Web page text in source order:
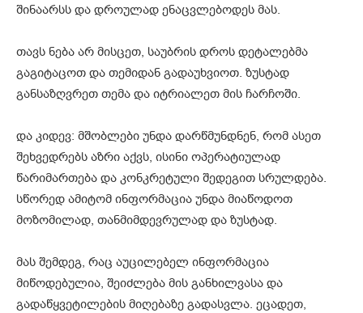
შინაარსს და დროულად ენაცვლებოდეს მას.
თავს ნება არ მისცეთ, საუბრის დროს დეტალებმა
გაგიტაცოთ და თემიდან გადაუხვიოთ. ზუსტად
განსაზღვრეთ თემა და იტრიალეთ მის ჩარჩოში.
და კიდევ: მშობლები უნდა დარწმუნდნენ, რომ ასეთ
შეხვედრებს აზრი აქვს, ისინი ოპერატიულად
წარიმართება და კონკრეტული შედეგით სრულდება.
სწორედ ამიტომ ინფორმაცია უნდა მიაწოდოთ
მოზომილად, თანმიმდევრულად და ზუსტად.
მას შემდეგ, რაც აუცილებელ ინფორმაცია
მიწოდებულია, შეიძლება მის განხილვასა და
გადაწყვეტილების მიღებაზე გადასვლა. ეცადეთ,